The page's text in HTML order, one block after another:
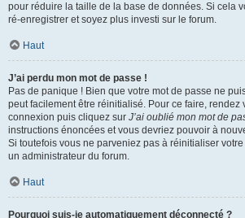
pour réduire la taille de la base de données. Si cela
ré-enregistrer et soyez plus investi sur le forum.
Haut
J’ai perdu mon mot de passe !
Pas de panique ! Bien que votre mot de passe ne
peut facilement être réinitialisé. Pour ce faire, rendez
connexion puis cliquez sur J’ai oublié mon mot de
instructions énoncées et vous devriez pouvoir à
Si toutefois vous ne parveniez pas à réinitialiser
un administrateur du forum.
Haut
Pourquoi suis-je automatiquement déconnecté ?